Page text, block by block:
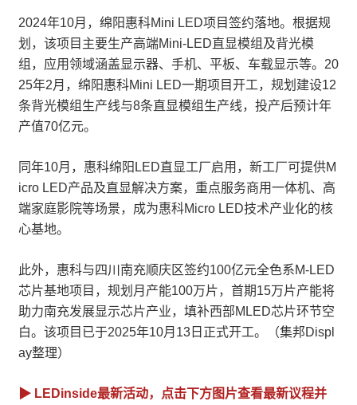
2024年10月，绵阳惠科Mini LED项目签约落地。根据规
划，该项目主要生产高端Mini-LED直显模组及背光模
组，应用领域涵盖显示器、手机、平板、车载显示等。20
25年2月，绵阳惠科Mini LED一期项目开工，规划建设12
条背光模组生产线与8条直显模组生产线，投产后预计年
产值70亿元。
同年10月，惠科绵阳LED直显工厂启用，新工厂可提供M
icro LED产品及直显解决方案，重点服务商用一体机、高
端家庭影院等场景，成为惠科Micro LED技术产业化的核
心基地。
此外，惠科与四川南充顺庆区签约100亿元全色系M-LED
芯片基地项目，规划月产能100万片，首期15万片产能将
助力南充发展显示芯片产业，填补西部MLED芯片环节空
白。该项目已于2025年10月13日正式开工。（集邦Displ
ay整理）
▶ LEDinside最新活动，点击下方图片查看最新议程并